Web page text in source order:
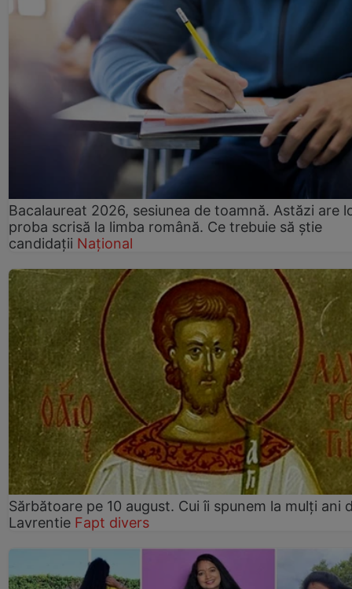
Bacalaureat 2026, sesiunea de toamnă. Astăzi are
proba scrisă la limba română. Ce trebuie să știe
candidații Național
Sărbătoare pe 10 august. Cui îi spunem la mulți ani
Lavrentie Fapt divers